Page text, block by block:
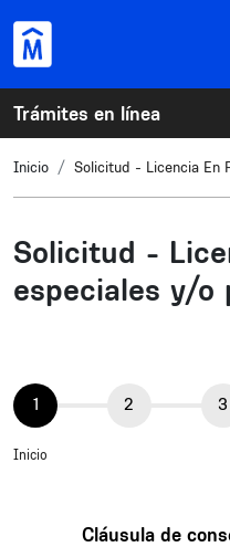
Trámites en línea
Inicio Solicitud - Licencia En
Solicitud -
especiales y/o
Actual
Inicio
Cláusula de